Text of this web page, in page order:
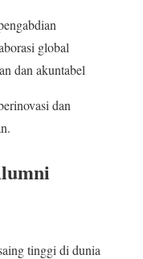
global
dan akuntabel
dan
tinggi di dunia